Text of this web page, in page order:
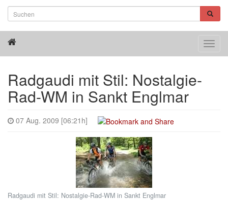
Radgaudi mit Stil: Nostalgie-
Rad-WM in Sankt Englmar
07 Aug. 2009 [06:21h]
Radgaudi mit Stil: Nostalgie-Rad-WM in Sankt Englmar